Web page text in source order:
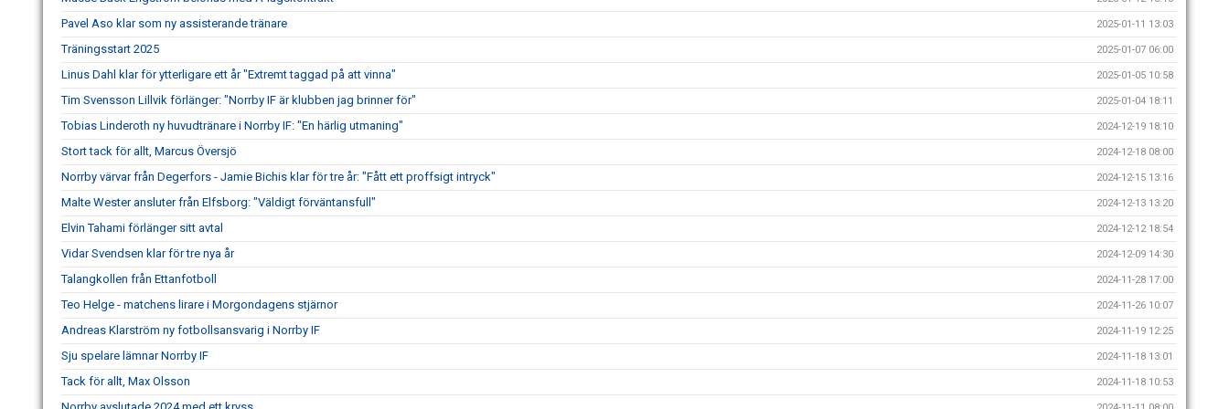
Pavel Aso klar som ny assisterande tränare 2025-01-11 13:03
Träningsstart 2025 2025-01-07 06:00
Linus Dahl klar för ytterligare ett år "Extremt taggad på att vinna" 2025-01-05 10:58
Tim Svensson Lillvik förlänger: "Norrby IF är klubben jag brinner för" 2025-01-04 18:11
Tobias Linderoth ny huvudtränare i Norrby IF: "En härlig utmaning" 2024-12-19 18:10
Stort tack för allt, Marcus Översjö 2024-12-18 08:00
Norrby värvar från Degerfors - Jamie Bichis klar för tre år: "Fått ett proffsigt intryck" 2024-12-15 13:16
Malte Wester ansluter från Elfsborg: "Väldigt förväntansfull" 2024-12-13 13:20
Elvin Tahami förlänger sitt avtal 2024-12-12 18:54
Vidar Svendsen klar för tre nya år 2024-12-09 14:30
Talangkollen från Ettanfotboll 2024-11-28 17:00
Teo Helge - matchens lirare i Morgondagens stjärnor 2024-11-26 10:07
Andreas Klarström ny fotbollsansvarig i Norrby IF 2024-11-19 12:25
Sju spelare lämnar Norrby IF 2024-11-18 13:01
Tack för allt, Max Olsson 2024-11-18 10:53